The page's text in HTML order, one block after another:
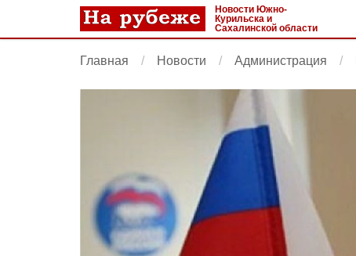
Новости Южно-
Курильска и
Сахалинской области
Главная Новости Администрация